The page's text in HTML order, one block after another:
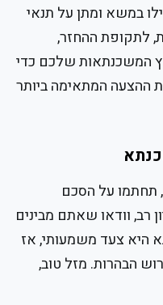
במשא ומתן על תנאי
לתקופת ההחזר,
המשכנתאות שלכם כדי
ההצעה המתאימה ביותר
על הסכם
וודאו שאתם מבינים
היא צעד משמעותי, אז
הבהרות. מזל טוב,